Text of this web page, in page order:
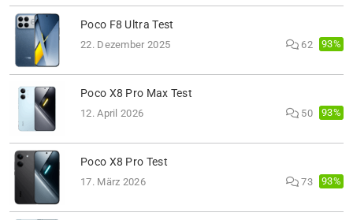
Poco F8 Ultra Test
22. Dezember 2025 62 93%
Poco X8 Pro Max Test
12. April 2026 50 93%
Poco X8 Pro Test
17. März 2026 73 93%